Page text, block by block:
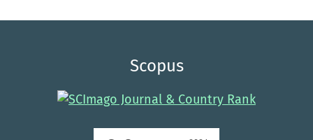
Scopus